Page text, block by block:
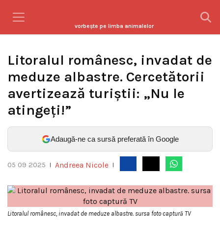
vorbeşte pe limba animalelor
Litoralul românesc, invadat de
meduze albastre. Cercetătorii
avertizează turiștii: „Nu le
atingeți!”
Adaugă-ne ca sursă preferată în Google
05 09 2025 Andreea Nicole
Litoralul românesc, invadat de meduze albastre. sursa foto captură TV